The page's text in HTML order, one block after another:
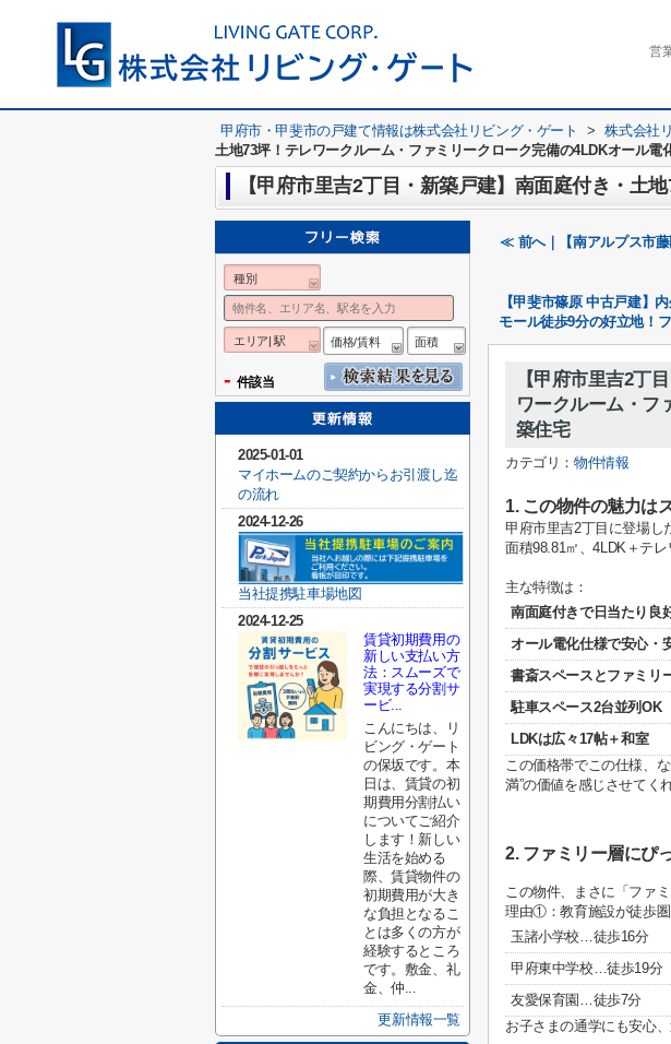
営
甲府市・甲斐市の戸建て情報は株式会社リビング・ゲート > 株式会社
土地73坪！テレワークルーム・ファミリークローク完備の4LDKオール電
≪ 前へ｜【南アルプス市藤
【甲斐市篠原 中古戸建】
モール徒歩9分の好立地！
【甲府市里吉2丁
ワークルーム・フ
築住宅
カテゴリ：物件情報
1. この物件の魅力は
甲府市里吉2丁目に登場し
面積98.81㎡、4LDK＋テ
主な特徴は：
南面庭付きで日当たり良
オール電化仕様で安心・
書斎スペースとファミリ
駐車スペース2台並列OK
LDKは広々17帖＋和室
この価格帯でこの仕様、
満”の価値を感じさせてく
2. ファミリー層にぴ
この物件、まさに「ファ
理由①：教育施設が徒歩
玉諸小学校…徒歩16分
甲府東中学校…徒歩19分
友愛保育園…徒歩7分
お子さまの通学にも安心
種別
エリア| 駅 価格/賃料 面積
- 件該当
2025-01-01
マイホームのご契約からお引渡し迄
の流れ
2024-12-26
当社提携駐車場地図
2024-12-25
賃貸初期費用の
新しい支払い方
法：スムーズで
実現する分割サ
ービ...
こんにちは、リ
ビング・ゲート
の保坂です。本
日は、賃貸の初
期費用分割払い
についてご紹介
します！新しい
生活を始める
際、賃貸物件の
初期費用が大き
な負担となるこ
とは多くの方が
経験するところ
です。敷金、礼
金、仲...
更新情報一覧